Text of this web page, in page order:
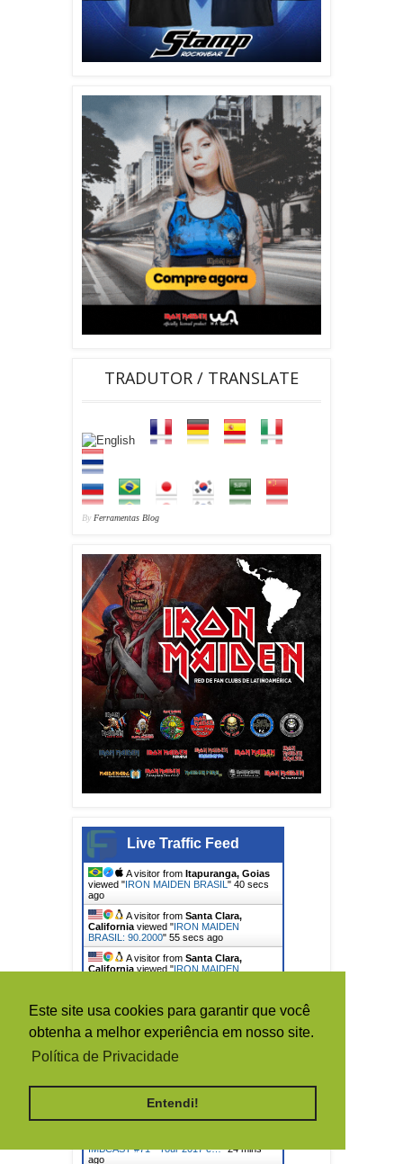
Este site usa cookies para garantir que você
obtenha a melhor experiência em nosso site.
Política de Privacidade
Entendi!
TRADUTOR / TRANSLATE
By Ferramentas Blog
Live Traffic Feed
A visitor from Itapuranga, Goias
viewed "IRON MAIDEN BRASIL " 42 secs
ago
A visitor from Santa Clara,
California viewed "IRON MAIDEN
BRASIL: 90.2000" 57 secs ago
A visitor from Santa Clara,
California viewed "IRON MAIDEN
viewed "[ BRUCE DICKINSON ] -
6 mins ago
A visitor from
Californiaviewed "[ IRON MAIDEN ] - 12
shows icônicos…"10 mins ago
A visitor fromRio De Janeiro
14 mins ago
IMBCAST #71 - Tour 2017 e…"24 mins
ago